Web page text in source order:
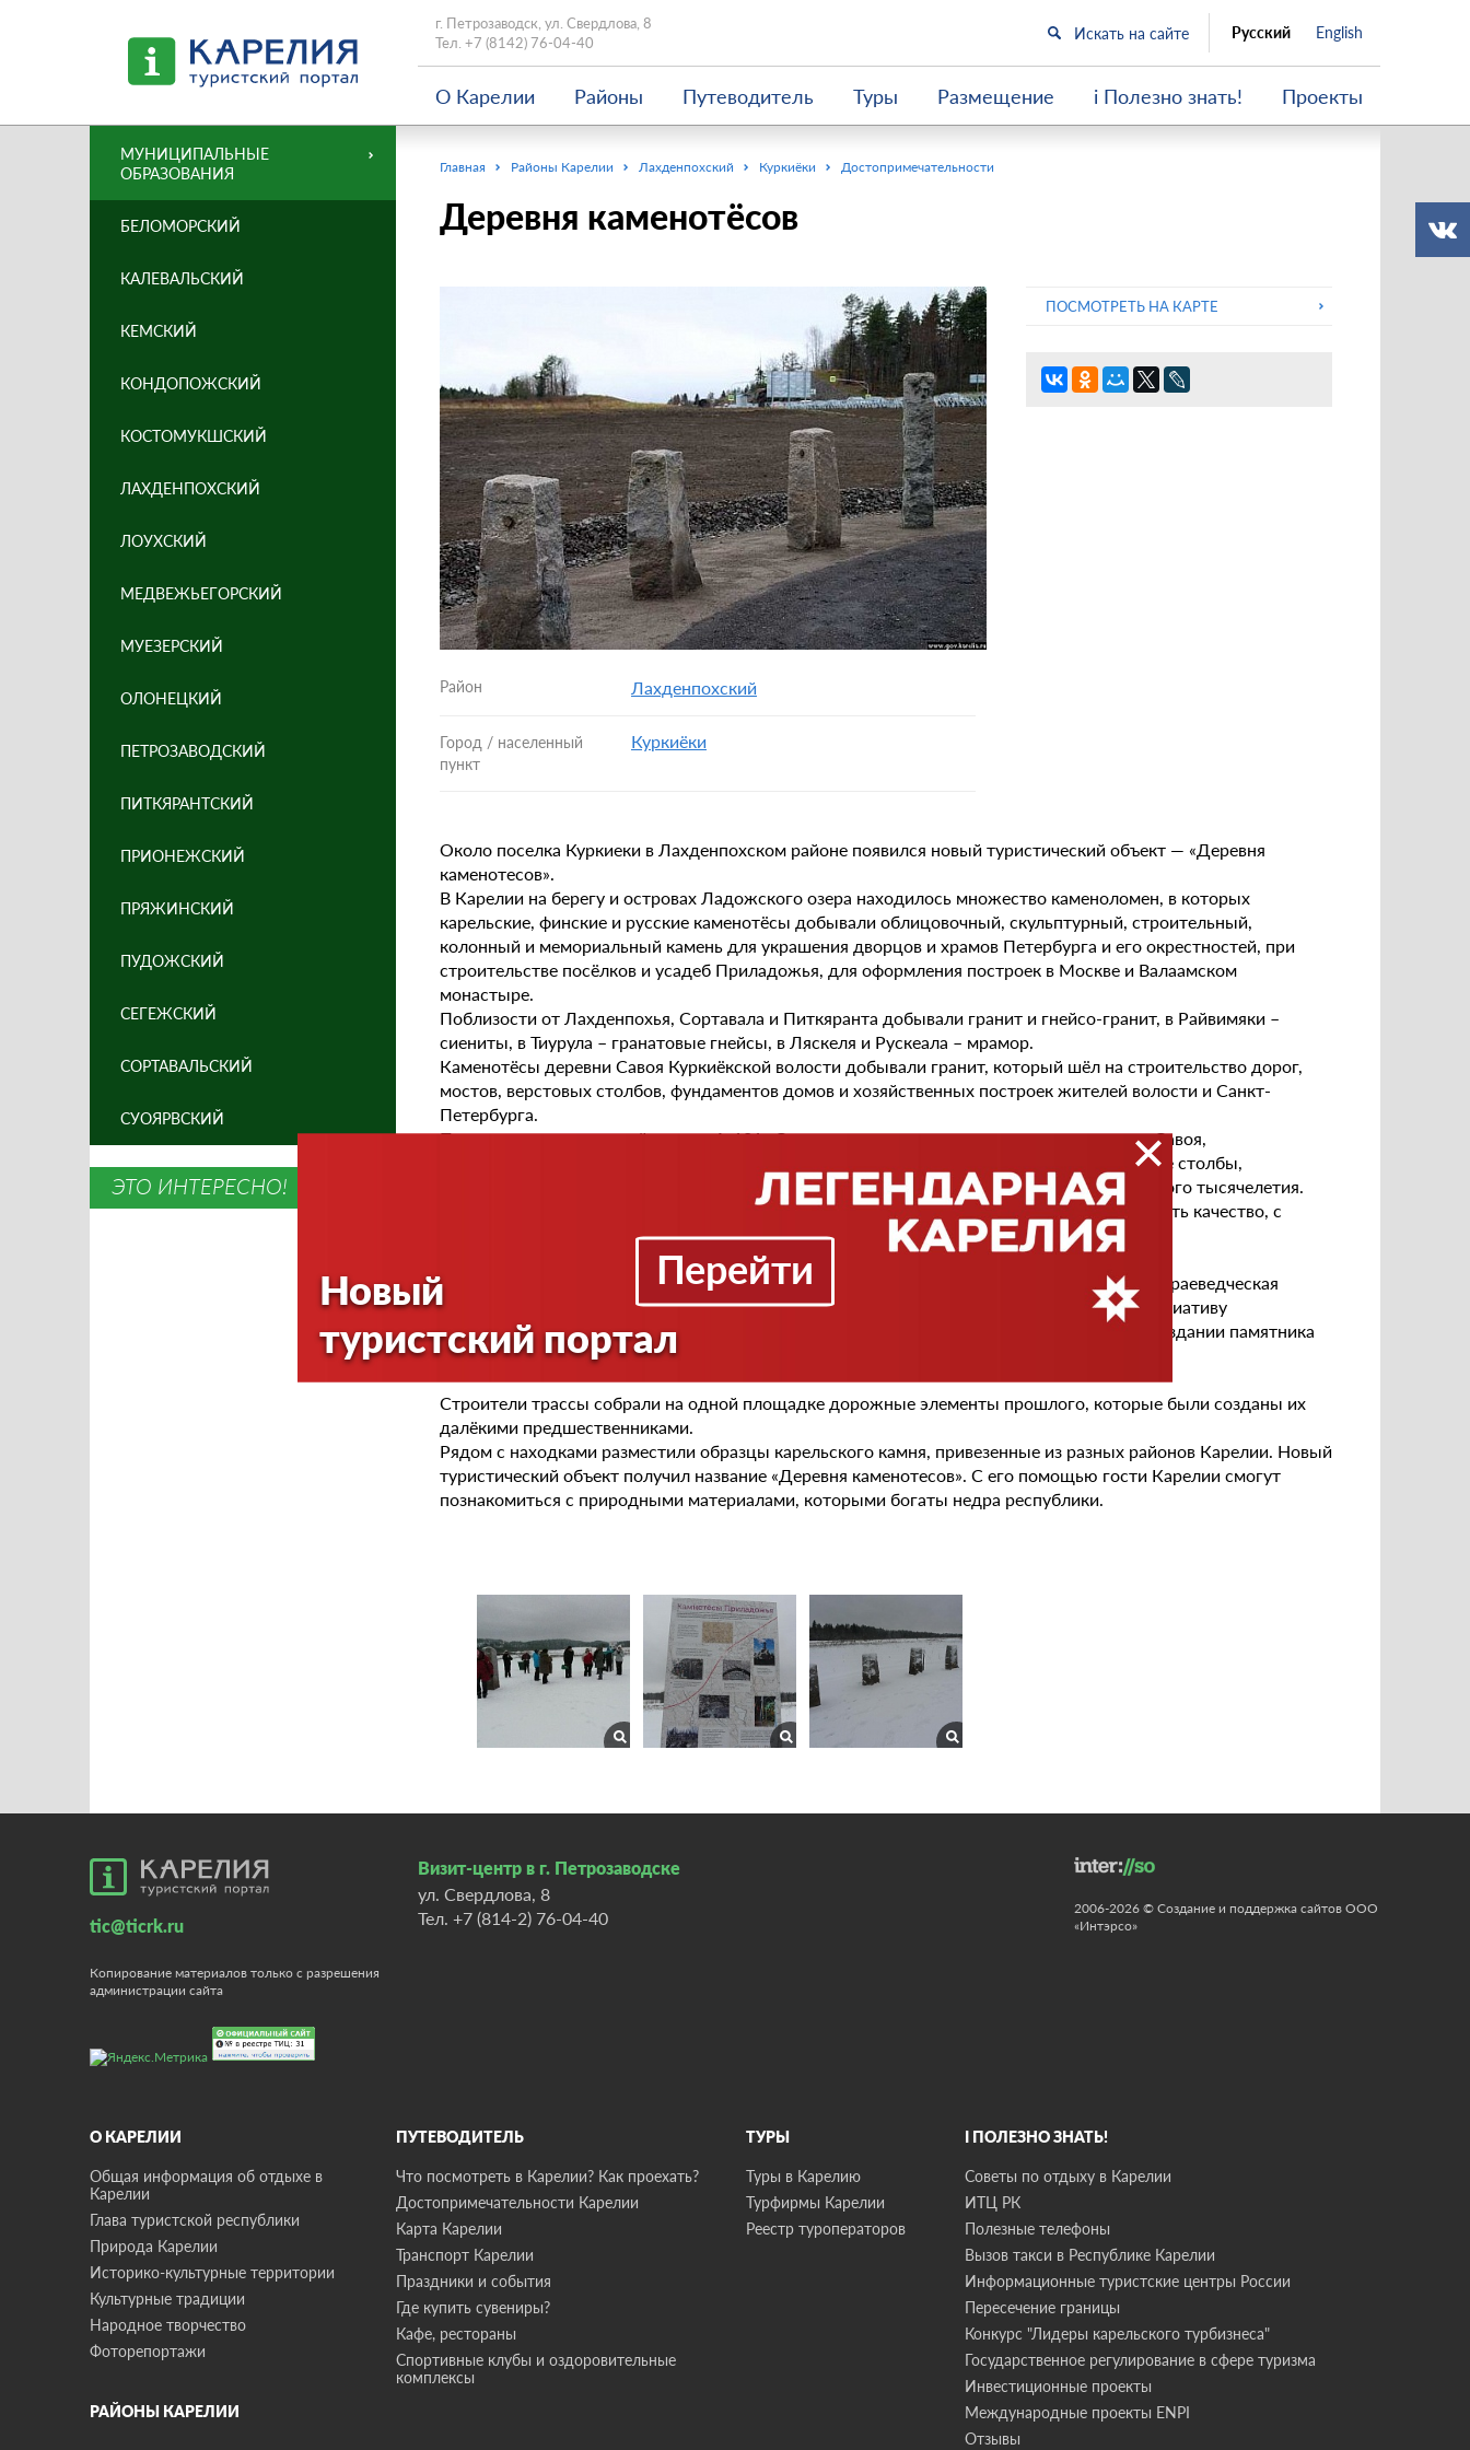
г. Петрозаводск, ул. Свердлова, 8
Тел. +7 (8142) 76-04-40
Русский English
О Карелии Районы Путеводитель Туры Размещение i Полезно знать! Проекты
Главная Районы Карелии Лахденпохский Куркиёки Достопримечательности
Деревня каменотёсов
ПОСМОТРЕТЬ НА КАРТЕ
Район Лахденпохский
Город / населенный
пункт
Куркиёки
Около поселка Куркиеки в Лахденпохском районе появился новый туристический объект — «Деревня
каменотесов».
В Карелии на берегу и островах Ладожского озера находилось множество каменоломен, в которых
карельские, финские и русские каменотёсы добывали облицовочный, скульптурный, строительный,
колонный и мемориальный камень для украшения дворцов и храмов Петербурга и его окрестностей, при
строительстве посёлков и усадеб Приладожья, для оформления построек в Москве и Валаамском
монастыре.
Поблизости от Лахденпохья, Сортавала и Питкяранта добывали гранит и гнейсо-гранит, в Райвимяки –
сиениты, в Тиурула – гранатовые гнейсы, в Ляскеля и Рускеала – мрамор.
Каменотёсы деревни Савоя Куркиёкской волости добывали гранит, который шёл на строительство дорог,
мостов, верстовых столбов, фундаментов домов и хозяйственных построек жителей волости и Санкт-
Петербурга.
При строительстве новой трассы А-121 «Сортавала», которая проходит через местечко Савоя,
где сохранилось кладбище русских каменотёсов, были обнаружены гранитные верстовые столбы,
бордюрные камни и элементы мостов. Специалисты датируют их XVII-XIX веками прошлого тысячелетия.
Находки представляют несомненную историческую ценность и дают возможность оценить качество, с
которым предки современных жителей Карелии обрабатывали камень.
23 апреля 2015 г. в помещении Сортавальской районной библиотеки прошла 7-я научно-краеведческая
конференция «Человек и камень». Участники конференции единогласно поддержали инициативу
Куркиекского краеведческого центра и Регионального музея Северного Приладожья о создании памятника
приладожским каменотёсам на 189 км дороги.
Строители трассы собрали на одной площадке дорожные элементы прошлого, которые были созданы их
далёкими предшественниками.
Рядом с находками разместили образцы карельского камня, привезенные из разных районов Карелии. Новый
туристический объект получил название «Деревня каменотесов». С его помощью гости Карелии смогут
познакомиться с природными материалами, которыми богаты недра республики.
МУНИЦИПАЛЬНЫЕ
ОБРАЗОВАНИЯ
БЕЛОМОРСКИЙ
КАЛЕВАЛЬСКИЙ
КЕМСКИЙ
КОНДОПОЖСКИЙ
КОСТОМУКШСКИЙ
ЛАХДЕНПОХСКИЙ
ЛОУХСКИЙ
МЕДВЕЖЬЕГОРСКИЙ
МУЕЗЕРСКИЙ
ОЛОНЕЦКИЙ
ПЕТРОЗАВОДСКИЙ
ПИТКЯРАНТСКИЙ
ПРИОНЕЖСКИЙ
ПРЯЖИНСКИЙ
ПУДОЖСКИЙ
СЕГЕЖСКИЙ
СОРТАВАЛЬСКИЙ
СУОЯРВСКИЙ
ЭТО ИНТЕРЕСНО!
tic@ticrk.ru
Копирование материалов только с разрешения
администрации сайта
Визит-центр в г. Петрозаводске
ул. Свердлова, 8
Тел. +7 (814-2) 76-04-40
2006-2026 © Создание и поддержка сайтов ООО
«Интэрсо»
О КАРЕЛИИ
Общая информация об отдыхе в
Карелии
Глава туристской республики
Природа Карелии
Историко-культурные территории
Культурные традиции
Народное творчество
Фоторепортажи
РАЙОНЫ КАРЕЛИИ
ПУТЕВОДИТЕЛЬ
Что посмотреть в Карелии? Как проехать?
Достопримечательности Карелии
Карта Карелии
Транспорт Карелии
Праздники и события
Где купить сувениры?
Кафе, рестораны
Спортивные клубы и оздоровительные
комплексы
ТУРЫ
Туры в Карелию
Турфирмы Карелии
Реестр туроператоров
I ПОЛЕЗНО ЗНАТЬ!
Советы по отдыху в Карелии
ИТЦ РК
Полезные телефоны
Вызов такси в Республике Карелии
Информационные туристские центры России
Пересечение границы
Конкурс "Лидеры карельского турбизнеса"
Государственное регулирование в сфере туризма
Инвестиционные проекты
Международные проекты ENPI
Отзывы
Новый
туристский портал
Перейти